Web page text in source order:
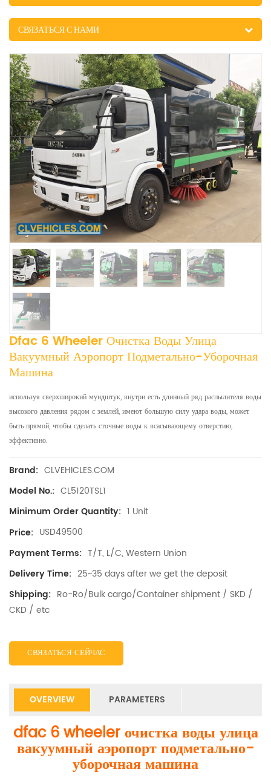
СВЯЗАТЬСЯ С НАМИ
Dfac 6 Wheeler Очистка Воды Улица
Вакуумный Аэропорт Подметально-Уборочная
Машина
используя сверхширокий мундштук, внутри есть длинный ряд распылителя воды
высокого давления рядом с землей, имеют большую силу удара воды, может
быть прямой, чтобы сделать сточные воды к всасывающему отверстию,
эффективно.
Brand: CLVEHICLES.COM
Model No.: CL5120TSL1
Minimum Order Quantity: 1 Unit
Price: USD49500
Payment Terms: T/T, L/C, Western Union
Delivery Time: 25~35 days after we get the deposit
Shipping: Ro-Ro/Bulk cargo/Container shipment / SKD /
CKD / etc
СВЯЗАТЬСЯ СЕЙЧАС
OVERVIEW PARAMETERS
dfac 6 wheeler очистка воды улица
вакуумный аэропорт подметально-
уборочная машина